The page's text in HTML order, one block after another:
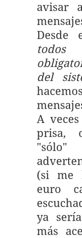
avisar
Desde
del
A
prisa,
(si me
euro
ya
más